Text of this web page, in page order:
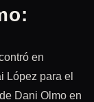
en
López para el
Dani Olmo en